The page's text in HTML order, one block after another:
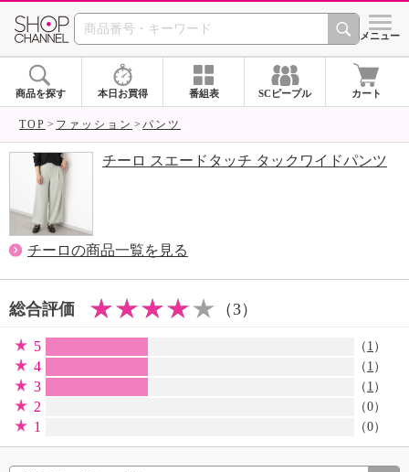
SHOP CHANNEL シメニュー
商品を探す 本日お買得 番組表 SCピープル カート
TOP ファッション パンツ
チーロ スエードタッチ タックワイドパンツ
チーロの商品一覧を見る
総合評価 （3）
5 （ 1 ）
4 （ 1 ）
3 （ 1 ）
2 （0）
1 （0）